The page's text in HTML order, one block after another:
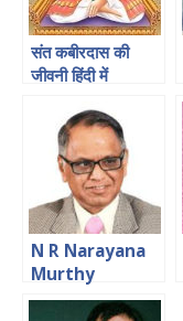
संत कबीरदास की
जीवनी हिंदी में
N R Narayana
Murthy
Biography in